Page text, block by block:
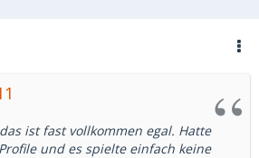
ist fast vollkommen egal. Hatte
und es spielte einfach keine